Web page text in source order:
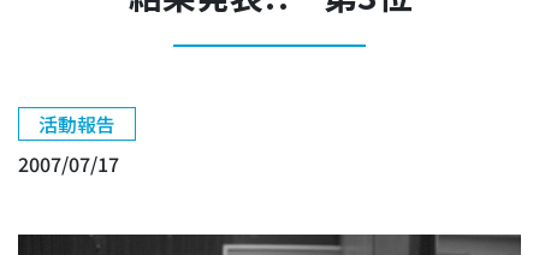
活動報告
2007/07/17